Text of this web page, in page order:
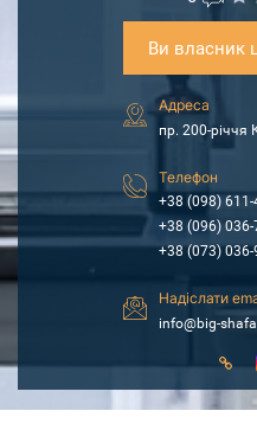
Ви власник
Адреса
пр. 200-річчя
Телефон
+38 (098) 611-
+38 (096) 036-
+38 (073) 036-
Надіслати
info@big-